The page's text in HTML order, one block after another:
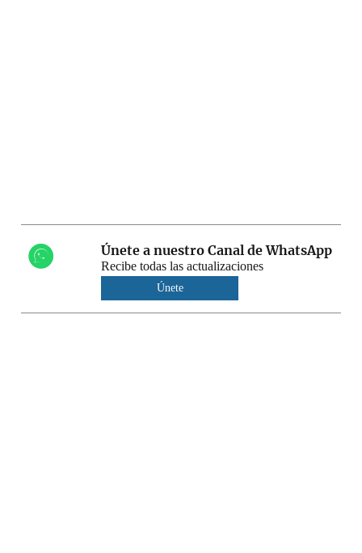
Únete a nuestro Canal de WhatsApp
Recibe todas las actualizaciones
Únete